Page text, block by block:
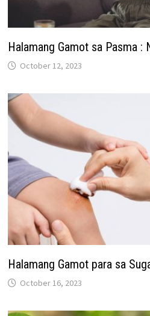
Halamang Gamot sa Pasma :
October 12, 2023
Halamang Gamot para sa
October 16, 2023